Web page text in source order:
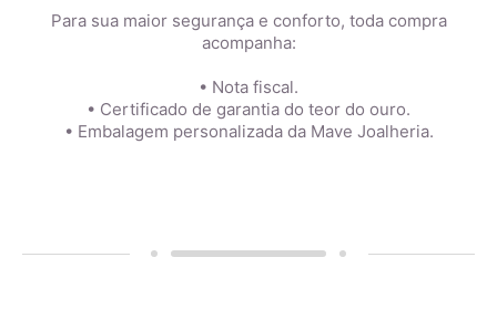
Para sua maior segurança e conforto, toda compra
acompanha:
• Nota fiscal.
• Certificado de garantia do teor do ouro.
• Embalagem personalizada da Mave Joalheria.